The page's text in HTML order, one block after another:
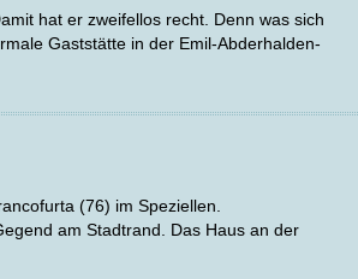
hat er zweifellos recht. Denn was sich
Gaststätte in der Emil-Abderhalden-
(76) im Speziellen.
am Stadtrand. Das Haus an der